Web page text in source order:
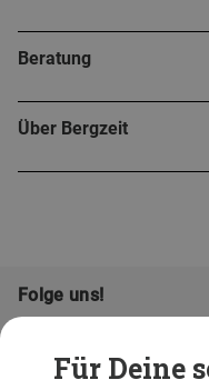
Für Deine
Beratung
Über Bergzeit
Folge uns!